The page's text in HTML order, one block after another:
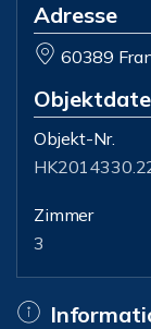
Adresse
60389
Objekt-Nr.
Zimmer
3